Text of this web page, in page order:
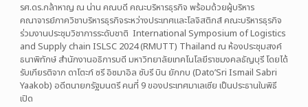
รศ.ดร.กล้าหาญ ณ น่าน คณบดี คณะบริหารธุรกิจ พร้อมด้วยผู้บริหาร
คณาจารย์ภาควิชาบริหารธุรกิจระหว่างประเทศและโลจิสติกส์ คณะบริหารธุรกิจ
ร่วมงานประชุมวิชาการระดับชาติ International Symposium of Logistics
and Supply chain ISLSC 2024 (RMUTT) Thailand ณ ห้องประชุมสงค์
ธนาพิทักษ์ สำนักงานอธิการบดี มหาวิทยาลัยเทคโนโลยีราชมงคลธัญบุรี โดยได้
รับเกียรติจาก ดาโตะก์ ซรี อิซมาอิล ซับรี บิน ยักกบ (Dato’Sri Ismail Sabri
Yaakob) อดีตนายกรัฐมนตรี คนที่ 9 ของประเทศมาเลเซีย เป็นประธานในพิธี
เปิด